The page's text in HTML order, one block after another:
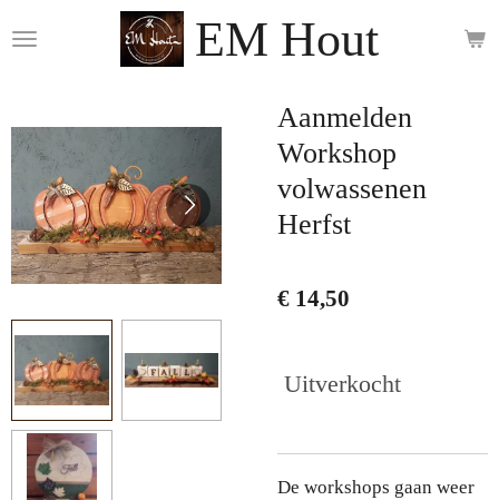
direct
hoofdinhoud
EM Hout
Aanmelden
Workshop
volwassenen
Herfst
€ 14,50
Uitverkocht
De workshops gaan weer